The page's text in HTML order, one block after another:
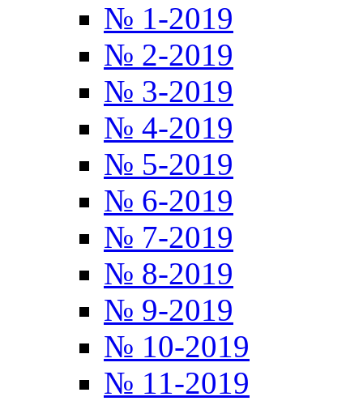
№ 1-2019
№ 2-2019
№ 3-2019
№ 4-2019
№ 5-2019
№ 6-2019
№ 7-2019
№ 8-2019
№ 9-2019
№ 10-2019
№ 11-2019